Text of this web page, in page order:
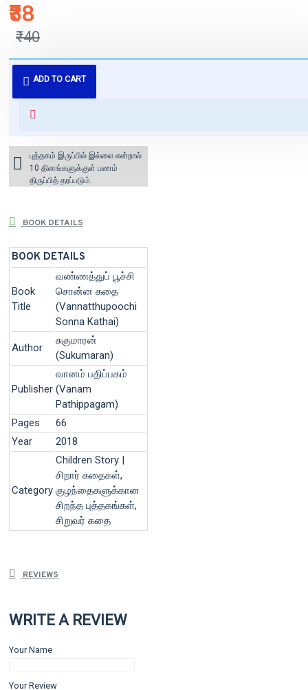
₹38
₹40
ADD TO CART
புத்தகம் 3 - 7 நாட்களில் அனுப்பி
வைக்கப்படும்.
for orders above ₹1000 within
புத்தகம் இருப்பில் இல்லை என்றால்
10 தினங்களுக்குள் பணம்
திருப்பித் தரப்படும்.
BOOK DETAILS
BOOK DETAILS
Book
Title
வண்ணத்துப் பூச்சி
சொன்ன கதை
(Vannatthupoochi
Sonna Kathai)
Author
சுகுமாரன்
(Sukumaran)
Publisher
வானம் பதிப்பகம்
(Vanam
Pathippagam)
Pages
66
Year
2018
Category
Children Story |
சிறார் கதைகள்,
குழந்தைகளுக்கான
சிறந்த புத்தகங்கள்,
சிறுவர் கதை
REVIEWS
WRITE A REVIEW
Your Name
Your Review